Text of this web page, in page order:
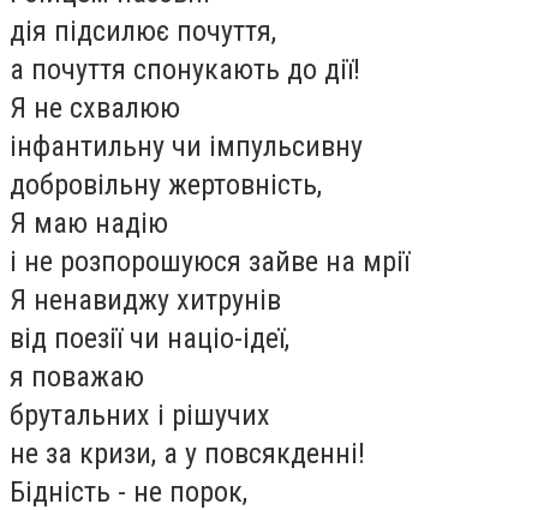
дія підсилює почуття,
а почуття спонукають до дії!
Я не схвалюю
інфантильну чи імпульсивну
добровільну жертовність,
Я маю надію
і не розпорошуюся зайве на мрії
Я ненавиджу хитрунів
від поезії чи націо-ідеї,
я поважаю
брутальних і рішучих
не за кризи, а у повсякденні!
Бідність - не порок,